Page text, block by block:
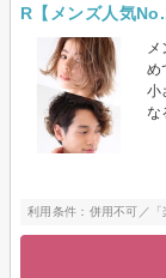
その他(ヘア)
メンズ眉カット
脱色(ブリーチ)
R【メンズ人気
め
小
な
利用条件：併用不可／「